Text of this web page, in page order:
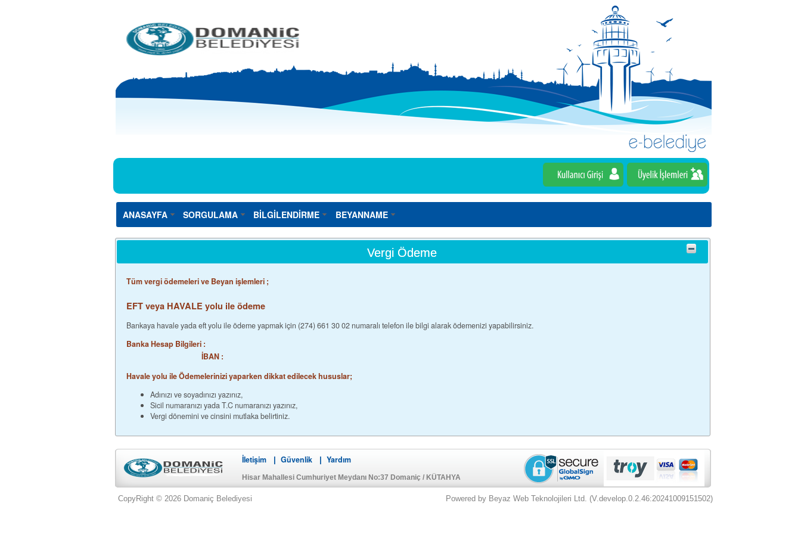
ANASAYFA SORGULAMA BİLGİLENDİRME BEYANNAME
Vergi Ödeme
Tüm vergi ödemeleri ve Beyan işlemleri ;
EFT veya HAVALE yolu ile ödeme
Bankaya havale yada eft yolu ile ödeme yapmak için (274) 661 30 02 numaralı telefon ile bilgi alarak ödemenizi yapabilirsiniz.
Banka Hesap Bilgileri :
İBAN :
Havale yolu ile Ödemelerinizi yaparken dikkat edilecek hususlar;
Adınızı ve soyadınızı yazınız,
Sicil numaranızı yada T.C numaranızı yazınız,
Vergi dönemini ve cinsini mutlaka belirtiniz.
İletişim Güvenlik Yardım
Hisar Mahallesi Cumhuriyet Meydanı No:37 Domaniç / KÜTAHYA
CopyRight © 2026 Domaniç Belediyesi Powered by Beyaz Web Teknolojileri Ltd. (V.develop.0.2.46:20241009151502)